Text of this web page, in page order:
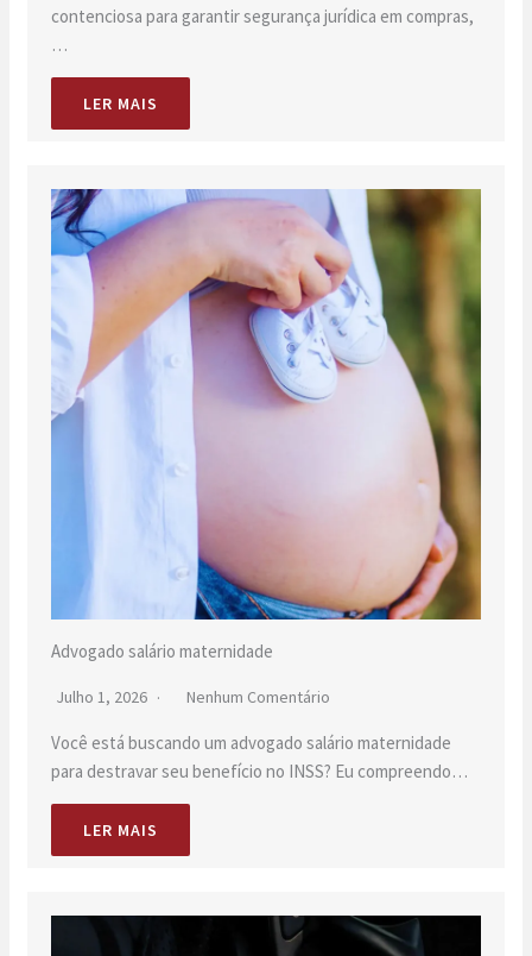
contenciosa para garantir segurança jurídica em compras,
…
LER MAIS
Advogado salário maternidade
Julho 1, 2026 Nenhum Comentário
Você está buscando um advogado salário maternidade
para destravar seu benefício no INSS? Eu compreendo…
LER MAIS